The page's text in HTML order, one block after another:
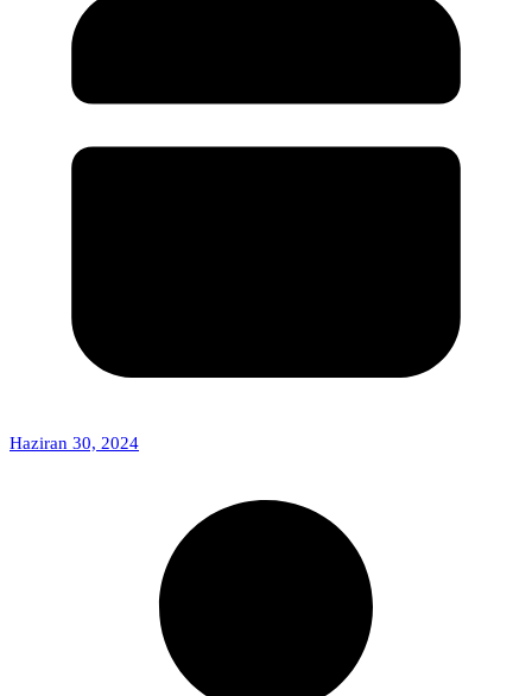
Haziran 30, 2024